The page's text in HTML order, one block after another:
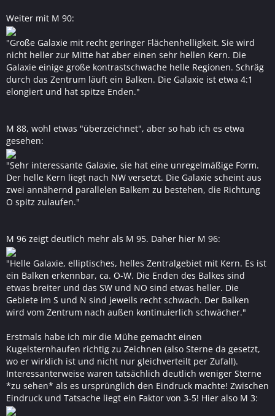
Weiter mit M 90:
"Große Galaxie mit recht geringer Flächenhelligkeit. Sie wird
nicht heller zur Mitte hat aber einen sehr hellen Kern. Die
Galaxie einige große kontrastschwache helle Regionen. Schräg
durch das Zentrum läuft ein Balken. Die Galaxie ist etwa 4:1
elongiert und hat spitze Enden."
M 88, wohl etwas "überzeichnet", aber so hab ich es etwa
gesehen:
"Sehr interessante Galaxie, sie hat eine unregelmäßige Form.
Der helle Kern liegt nach NW versetzt. Die Galaxie scheint aus
zwei annähernd parallelen Balkem zu bestehen, die Richtung
O spitz zulaufen."
M 96 zeigt deutlich mehr als M 95. Daher hier M 96:
"Helle Galaxie, elliptisches, helles Zentralgebiet mit Kern. Es ist
ein Balken erkennbar, ca. O-W. Die Enden des Balkes sind
etwas breiter und das SW und NO sind etwas heller. Die
Gebiete im S und N sind jeweils recht schwach. Der Balken
wird vom Zentrum nach außen kontinuierlich schwächer."
Erstmals habe ich mir die Mühe gemacht einen
Kugelsternhaufen richtig zu Zeichnen (also Sterne da gesetzt,
wo er wirklich ist und nicht nur gleichverteilt per Zufall).
Interessanterweise waren tatsächlich deutlich weniger Sterne
*zu sehen* als es ursprünglich den Eindruck machte! Zwischen
Eindruck und Tatsache liegt ein Faktor von 3-5! Hier also M 3: